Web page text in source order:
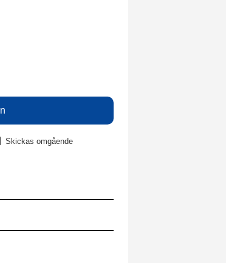
Skickas omgående